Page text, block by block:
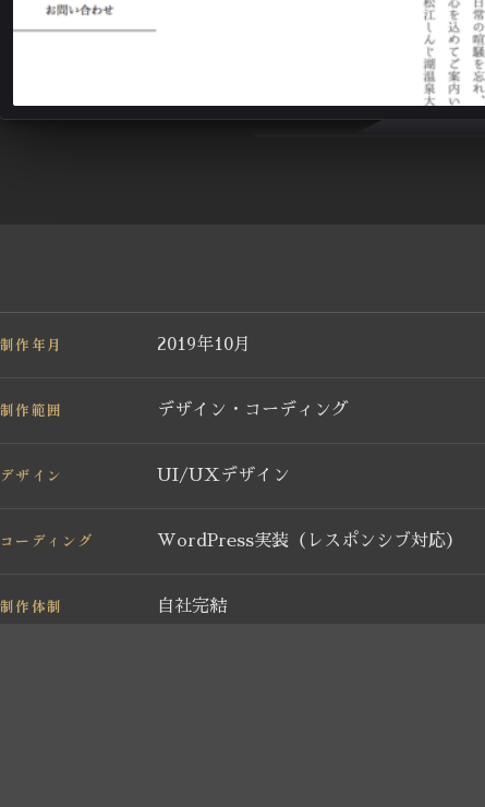
制作年月 2019年10月
制作範囲 デザイン・コーディング
デザイン UI/UXデザイン
コーディング WordPress実装（レスポンシブ対応）
制作体制 自社完結